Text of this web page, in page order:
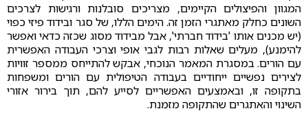
המגוון והפיצולים הקיימים, מצריכים סובלנות ורגישות לצרכים
השונים כחלק מאתגרי הזמן זה. הימים הללו, של סגר ובידוד פיזי כפוי
(יש מכנים אותו 'בידוד חברתי', אבל מבידוד מסוג שכזה כדאי ואפשר
להימנע), מעלים שאלות רבות לגבי אופי וצרכי העבודה האפשרית
עם הורים. במסגרת המאמר הנוכחי, אבקש להתייחס ממספר זוויות
לצירים נפשיים ייחודיים בעבודה הטיפולית עם הורים ומשפחות
בתקופה זו, ובאמצעים האפשריים לסייע להם, תוך בירור אזורי
השינוי והאתגרים שהתקופה מזמנת.